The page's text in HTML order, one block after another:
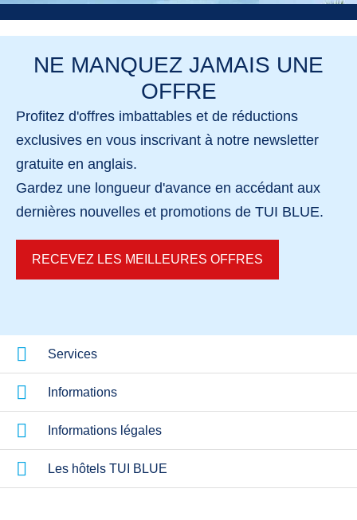
NE MANQUEZ JAMAIS UNE
OFFRE
Profitez d'offres imbattables et de réductions
exclusives en vous inscrivant à notre newsletter
gratuite en anglais.
Gardez une longueur d'avance en accédant aux
dernières nouvelles et promotions de TUI BLUE.
RECEVEZ LES MEILLEURES OFFRES
Services
Informations
Informations légales
Les hôtels TUI BLUE